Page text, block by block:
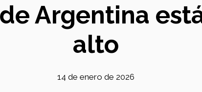
Argentina
alto
14 de enero de 2026